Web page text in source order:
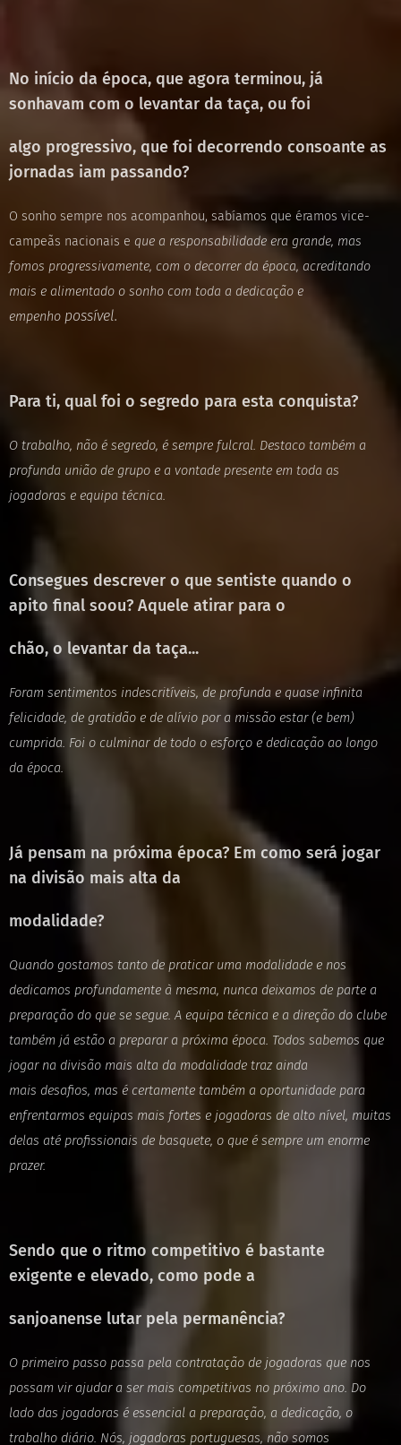
No início da época, que agora terminou, já
sonhavam com o levantar da taça, ou foi
algo progressivo, que foi decorrendo consoante as
jornadas iam passando?
O sonho sempre nos acompanhou, sabíamos que éramos vice-
campeãs nacionais e que a responsabilidade era grande, mas
fomos progressivamente, com o decorrer da época, acreditando
mais e alimentado o sonho com toda a dedicação e
empenho possível.
Para ti, qual foi o segredo para esta conquista?
O trabalho, não é segredo, é sempre fulcral. Destaco também a
profunda união de grupo e a vontade presente em toda as
jogadoras e equipa técnica.
Consegues descrever o que sentiste quando o
apito final soou? Aquele atirar para o
chão, o levantar da taça...
Foram sentimentos indescritíveis, de profunda e quase infinita
felicidade, de gratidão e de alívio por a missão estar (e bem)
cumprida. Foi o culminar de todo o esforço e dedicação ao longo
da época.
Já pensam na próxima época? Em como será jogar
na divisão mais alta da
modalidade?
Quando gostamos tanto de praticar uma modalidade e nos
dedicamos profundamente à mesma, nunca deixamos de parte a
preparação do que se segue. A equipa técnica e a direção do clube
também já estão a preparar a próxima época. Todos sabemos que
jogar na divisão mais alta da modalidade traz ainda
mais desafios, mas é certamente também a oportunidade para
enfrentarmos equipas mais fortes e jogadoras de alto nível, muitas
delas até profissionais de basquete, o que é sempre um enorme
prazer.
Sendo que o ritmo competitivo é bastante
exigente e elevado, como pode a
sanjoanense lutar pela permanência?
O primeiro passo passa pela contratação de jogadoras que nos
possam vir ajudar a ser mais competitivas no próximo ano. Do
lado das jogadoras é essencial a preparação, a dedicação, o
trabalho diário. Nós, jogadoras portuguesas, não somos